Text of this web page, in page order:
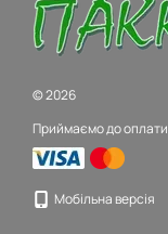
© 2026
Приймаємо до оплати
Мобільна версія